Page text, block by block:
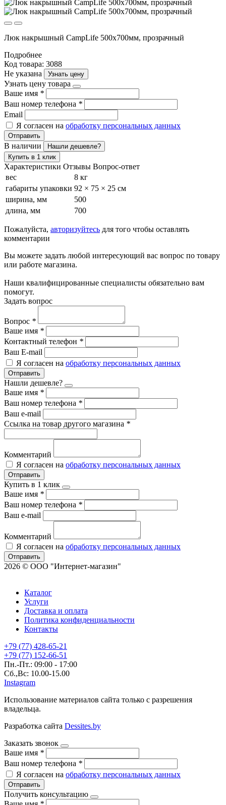
Люк накрышный CampLife 500x700мм, прозрачный
Подробнее
Код товара: 3088
Не указана
Узнать цену
Узнать цену товара
Ваше имя *
Ваш номер телефона *
Email
Я согласен на обработку персональных данных
Отправить
В наличии
Нашли дешевле?
Купить в 1 клик
Характеристики Отзывы Вопрос-ответ
вес
8 кг
габариты упаковки 92 × 75 × 25 см
ширина, мм
500
длина, мм
700
Пожалуйста, авторизуйтесь для того чтобы оставлять
комментарии
Вы можете задать любой интересующий вас вопрос по товару
или работе магазина.
Наши квалифицированные специалисты обязательно вам
помогут.
Задать вопрос
Вопрос *
Ваше имя *
Контактный телефон *
Ваш E-mail
Я согласен на обработку персональных данных
Отправить
Нашли дешевле?
Ваше имя *
Ваш номер телефона *
Ваш e-mail
Ссылка на товар другого магазина *
Комментарий
Я согласен на обработку персональных данных
Отправить
Купить в 1 клик
Ваше имя *
Ваш номер телефона *
Ваш e-mail
Комментарий
Я согласен на обработку персональных данных
Отправить
2026 © ООО "Интернет-магазин"
Каталог
Услуги
Доставка и оплата
Политика конфиденциальности
Контакты
+79 (77) 428-65-21
+79 (77) 152-66-51
Пн.-Пт.: 09:00 - 17:00
Сб.,Вс: 10.00-15.00
Instagram
Использование материалов сайта только с разрешения
владельца.
Разработка сайта Dessites.by
Заказать звонок
Ваше имя *
Ваш номер телефона *
Я согласен на обработку персональных данных
Отправить
Получить консультацию